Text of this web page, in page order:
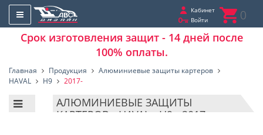
Кабинет
Войти
0
Срок изготовления защит - 14 дней после
100% оплаты.
Главная Продукция
Алюминиевые защиты картеров
HAVAL
H9 2017-
АЛЮМИНИЕВЫЕ ЗАЩИТЫ
КАРТЕРОВ - HAVAL - H9 - 2017-